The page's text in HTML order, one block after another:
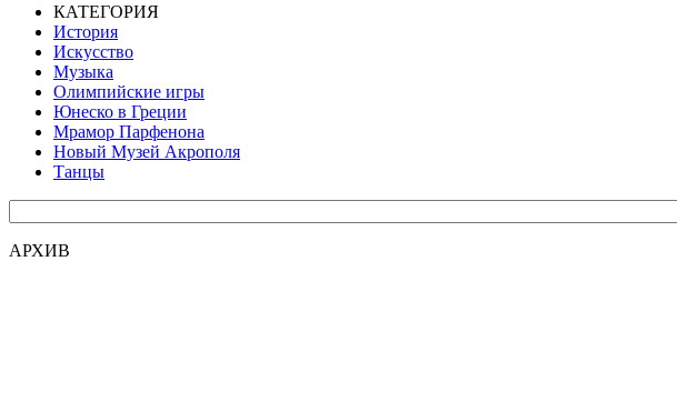
КАТЕГОРИЯ
История
Искусство
Музыка
Олимпийские игры
Юнеско в Греции
Мрамор Парфенона
Новый Музей Акрополя
Танцы
АРХИВ